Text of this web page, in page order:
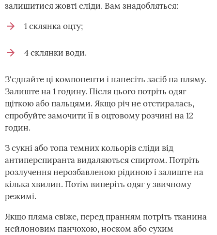
залишитися жовті сліди. Вам знадобляться:
1 склянка оцту;
4 склянки води.
З'єднайте ці компоненти і нанесіть засіб на пляму.
Залиште на 1 годину. Після цього потріть одяг
щіткою або пальцями. Якщо річ не отстиралась,
спробуйте замочити її в оцтовому розчині на 12
годин.
З сукні або топа темних кольорів сліди від
антиперспиранта видаляються спиртом. Потріть
розлучення нерозбавленою рідиною і залиште на
кілька хвилин. Потім виперіть одяг у звичному
режимі.
Якщо пляма свіже, перед пранням потріть тканина
нейлоновим панчохою, носком або сухим